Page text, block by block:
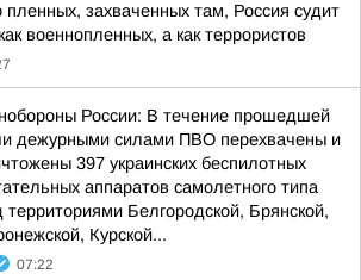
пленных, захваченных там, Россия судит
военнопленных, а как террористов
России: В течение прошедшей
дежурными силами ПВО перехвачены и
397 украинских беспилотных
аппаратов самолетного типа
территориями Белгородской, Брянской,
Курской...
07:22